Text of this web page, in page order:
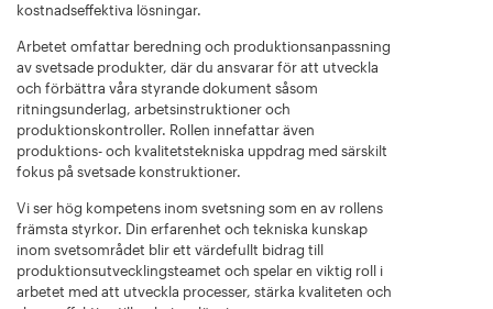
kostnadseffektiva lösningar.
Arbetet omfattar beredning och produktionsanpassning
av svetsade produkter, där du ansvarar för att utveckla
och förbättra våra styrande dokument såsom
ritningsunderlag, arbetsinstruktioner och
produktionskontroller. Rollen innefattar även
produktions- och kvalitetstekniska uppdrag med särskilt
fokus på svetsade konstruktioner.
Vi ser hög kompetens inom svetsning som en av rollens
främsta styrkor. Din erfarenhet och tekniska kunskap
inom svetsområdet blir ett värdefullt bidrag till
produktionsutvecklingsteamet och spelar en viktig roll i
arbetet med att utveckla processer, stärka kvaliteten och